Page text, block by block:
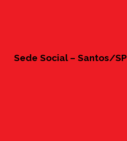
Sede Social – Santos/SP